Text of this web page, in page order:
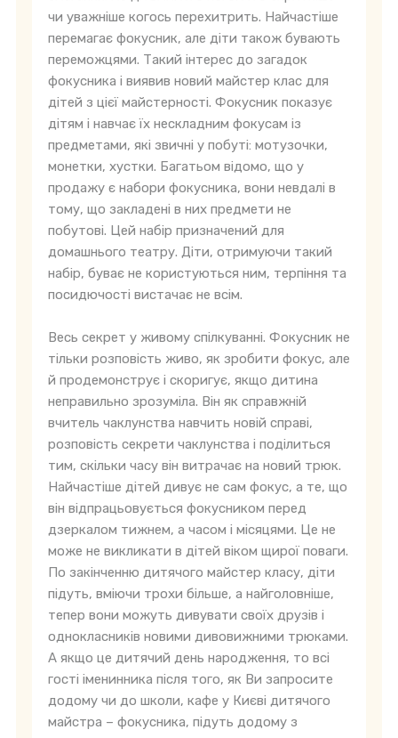
чи уважніше когось перехитрить. Найчастіше
перемагає фокусник, але діти також бувають
переможцями. Такий інтерес до загадок
фокусника і виявив новий майстер клас для
дітей з цієї майстерності. Фокусник показує
дітям і навчає їх нескладним фокусам із
предметами, які звичні у побуті: мотузочки,
монетки, хустки. Багатьом відомо, що у
продажу є набори фокусника, вони невдалі в
тому, що закладені в них предмети не
побутові. Цей набір призначений для
домашнього театру. Діти, отримуючи такий
набір, буває не користуються ним, терпіння та
посидючості вистачає не всім.
Весь секрет у живому спілкуванні. Фокусник не
тільки розповість живо, як зробити фокус, але
й продемонструє і скоригує, якщо дитина
неправильно зрозуміла. Він як справжній
вчитель чаклунства навчить новій справі,
розповість секрети чаклунства і поділиться
тим, скільки часу він витрачає на новий трюк.
Найчастіше дітей дивує не сам фокус, а те, що
він відпрацьовується фокусником перед
дзеркалом тижнем, а часом і місяцями. Це не
може не викликати в дітей віком щирої поваги.
По закінченню дитячого майстер класу, діти
підуть, вміючи трохи більше, а найголовніше,
тепер вони можуть дивувати своїх друзів і
однокласників новими дивовижними трюками.
А якщо це дитячий день народження, то всі
гості іменинника після того, як Ви запросите
додому чи до школи, кафе у Києві дитячого
майстра – фокусника, підуть додому з